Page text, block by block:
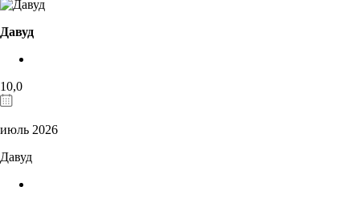
Давуд
10,0
июль 2026
Давуд